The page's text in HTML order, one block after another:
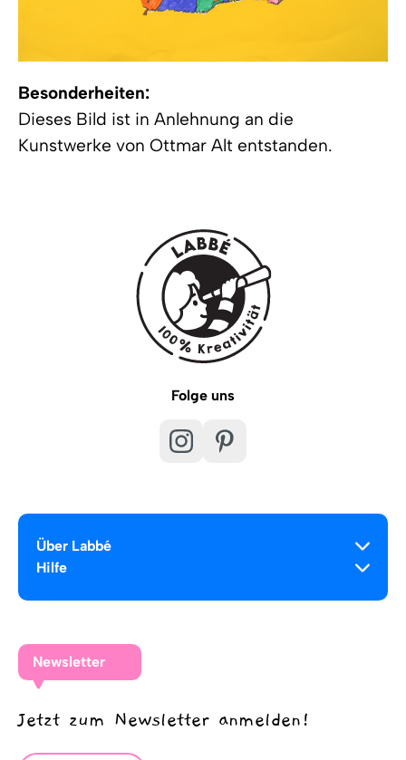
Besonderheiten:
Dieses Bild ist in Anlehnung an die
Kunstwerke von Ottmar Alt entstanden.
Folge uns
Über Labbé
Hilfe
Newsletter
Jetzt zum Newsletter anmelden!